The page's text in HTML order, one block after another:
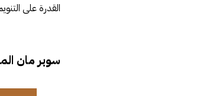
القدرة على
سوبر مان